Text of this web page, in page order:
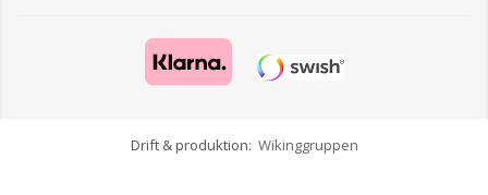
Drift & produktion: Wikinggruppen